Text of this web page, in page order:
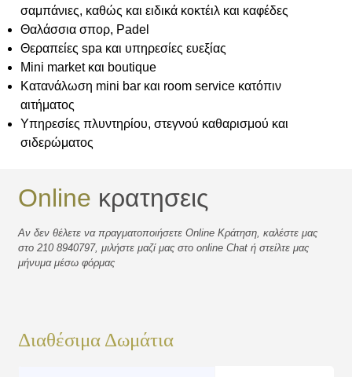
σαμπάνιες, καθώς και ειδικά κοκτέιλ και καφέδες
Θαλάσσια σπορ, Padel
Θεραπείες spa και υπηρεσίες ευεξίας
Mini market και boutique
Κατανάλωση mini bar και room service κατόπιν
αιτήματος
Υπηρεσίες πλυντηρίου, στεγνού καθαρισμού και
σιδερώματος
Online κρατησεις
Αν δεν θέλετε να πραγματοποιήσετε Online Κράτηση, καλέστε μας
στο 210 8940797, μιλήστε μαζί μας στο online Chat ή στείλτε μας
μήνυμα μέσω φόρμας
Διαθέσιμα Δωμάτια